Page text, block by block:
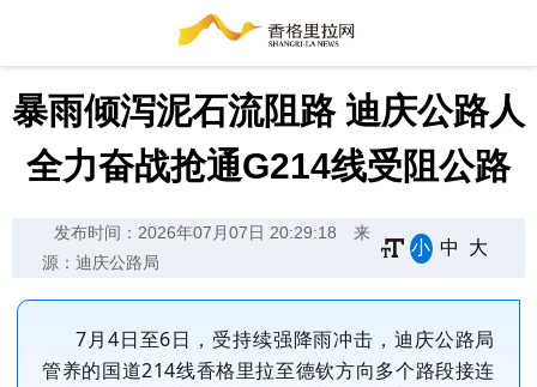
暴雨倾泻泥石流阻路 迪庆公路人
全力奋战抢通G214线受阻公路
发布时间：2026年07月07日 20:29:18
来
源：迪庆公路局
小 中 大
7月4日至6日，受持续强降雨冲击，迪庆公路局
管养的国道214线香格里拉至德钦方向多个路段接连